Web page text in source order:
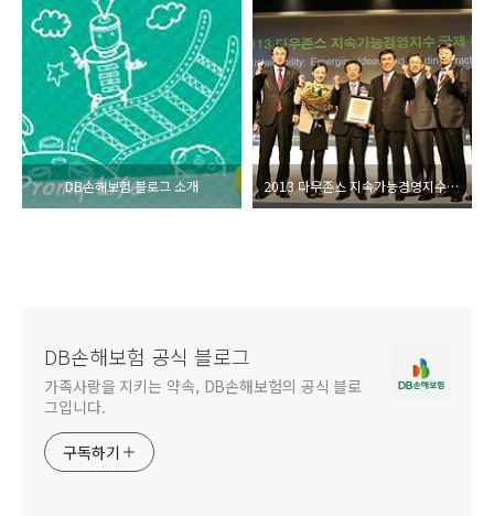
DB손해보험 블로그 소개 2013 다우존스 지속가능경영지수(DJSI Korea) 평가결과 발표
DB손해보험 공식 블로그
가족사랑을 지키는 약속, DB손해보험의 공식 블로
그입니다.
구독하기